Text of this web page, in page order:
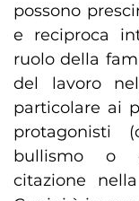
possono
e reciproca
ruolo della
del lavoro
particolare ai
protagonisti
bullismo o
citazione